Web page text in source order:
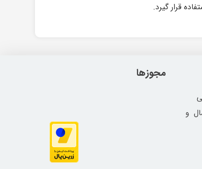
قرار گیرد.
و
مجوزها